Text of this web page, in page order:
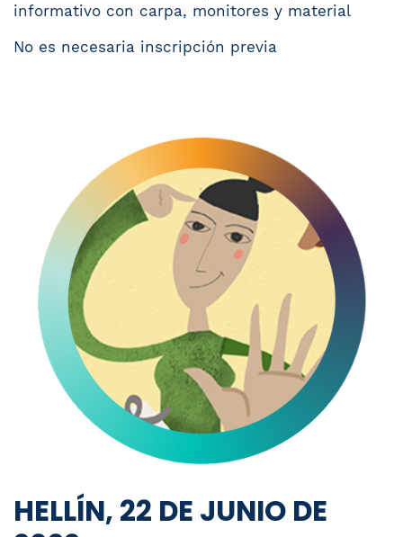
informativo con carpa, monitores y material
No es necesaria inscripción previa
HELLÍN, 22 DE JUNIO DE